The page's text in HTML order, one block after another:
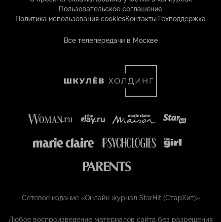
Пользовательское соглашение
Политика использования cookiesКонтактыТехподдержка
Все телепередачи в Москве
Сетевое издание «Онлайн журнал StarHit (СтарХит)»
Любое воспроизведение материалов сайта без разрешения